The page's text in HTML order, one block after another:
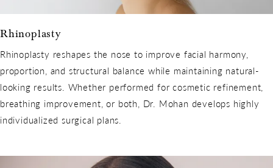
Rhinoplasty
Rhinoplasty reshapes the nose to improve facial harmony,
proportion, and structural balance while maintaining natural-
looking results. Whether performed for cosmetic refinement,
breathing improvement, or both, Dr. Mohan develops highly
individualized surgical plans.